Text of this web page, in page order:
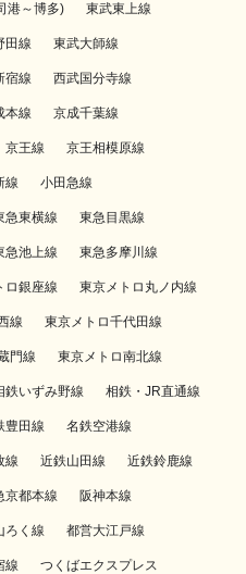
港～博多) 東武東上線
田線 東武大師線
宿線 西武国分寺線
本線 京成千葉線
京王線 京王相模原線
線 小田急線
急東横線 東急目黒線
急池上線 東急多摩川線
ロ銀座線 東京メトロ丸ノ内線
線 東京メトロ千代田線
門線 東京メトロ南北線
鉄いずみ野線 相鉄・JR直通線
豊田線 名鉄空港線
線 近鉄山田線 近鉄鈴鹿線
京都本線 阪神本線
ろく線 都営大江戸線
線 つくばエクスプレス